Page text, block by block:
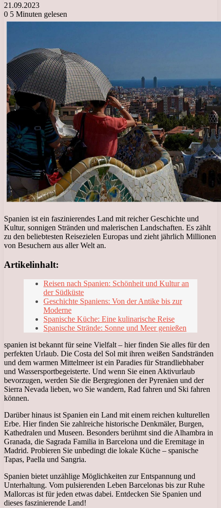
21.09.2023
0 5 Minuten gelesen
Spanien ist ein faszinierendes Land mit reicher Geschichte und
Kultur, sonnigen Stränden und malerischen Landschaften. Es zählt
zu den beliebtesten Reisezielen Europas und zieht jährlich Millionen
von Besuchern aus aller Welt an.
Artikelinhalt:
Reisen nach Spanien: Schönheit und Kultur an
der Südküste
Geschichte Spaniens: Von der Antike bis zur
Moderne
Spanische Küche: Eine kulinarische Reise
Spanische Strände: Sonne und Meer genießen
spanien ist bekannt für seine Vielfalt – hier finden Sie alles für den
perfekten Urlaub. Die Costa del Sol mit ihren weißen Sandstränden
und dem warmen Mittelmeer ist ein Paradies für Strandliebhaber
und Wassersportbegeisterte. Und wenn Sie einen Aktivurlaub
bevorzugen, werden Sie die Bergregionen der Pyrenäen und der
Sierra Nevada lieben, wo Sie wandern, Rad fahren und Ski fahren
können.
Darüber hinaus ist Spanien ein Land mit einem reichen kulturellen
Erbe. Hier finden Sie zahlreiche historische Denkmäler, Burgen,
Kathedralen und Museen. Besonders berühmt sind die Alhambra in
Granada, die Sagrada Familia in Barcelona und die Eremitage in
Madrid. Probieren Sie unbedingt die lokale Küche – spanische
Tapas, Paella und Sangria.
Spanien bietet unzählige Möglichkeiten zur Entspannung und
Unterhaltung. Vom pulsierenden Leben Barcelonas bis zur Ruhe
Mallorcas ist für jeden etwas dabei. Entdecken Sie Spanien und
dieses faszinierende Land!